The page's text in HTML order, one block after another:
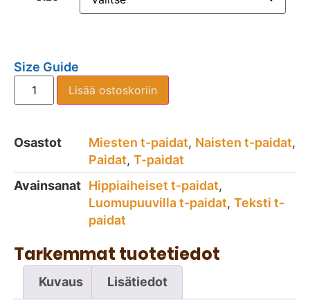
Size Guide
Lisää ostoskoriin
Osastot Miesten t-paidat, Naisten t-paidat,
Paidat, T-paidat
Avainsanat Hippiaiheiset t-paidat,
Luomupuuvilla t-paidat, Teksti t-
paidat
Tarkemmat tuotetiedot
Kuvaus Lisätiedot